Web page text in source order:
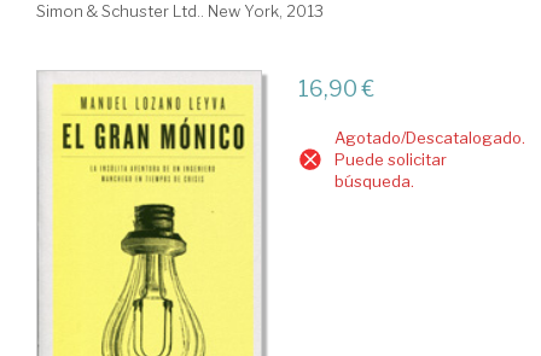
Simon & Schuster Ltd.. New York, 2013
16,90 €
Agotado/Descatalogado.
Puede solicitar
búsqueda.